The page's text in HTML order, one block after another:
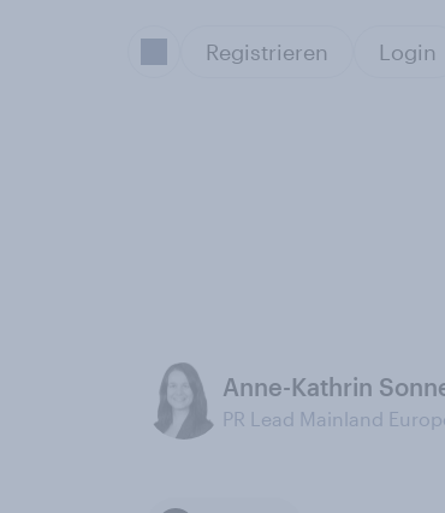
Registrieren Login
Anne-Kathrin
PR Lead Mainland